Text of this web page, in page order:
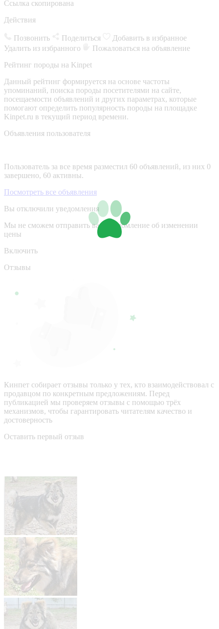
Ссылка скопирована
Действия
Позвонить Поделиться
Добавить в избранное
Удалить из избранного
Пожаловаться на объявление
Рейтинг породы на Kinpet
Данный рейтинг формируется на основе частоты
упоминаний, поиска породы посетителями на сайте,
посещаемости объявлений и других параметрах, которые
помогают определить популярность породы на площадке
Kinpet.ru в текущий период времени.
Объявления пользователя
Пользователь за все время разместил 60 объявлений, из них 0
завершено, 60 активны.
Посмотреть все объявления
Вы отключили уведомления
Мы не сможем отправить вам уведомление об изменении
цены
Включить
Отзывы
Кинпет собирает отзывы только у тех, кто взаимодействовал с
продавцом по конкретным предложениям. Перед
публикацией мы проверяем отзывы с помощью трёх
механизмов, чтобы гарантировать читателям качество и
достоверность
Оставить первый отзыв